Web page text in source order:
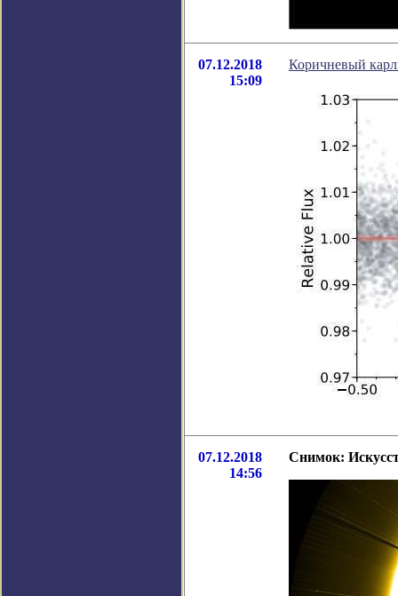
07.12.2018
15:09
Коричневый
07.12.2018
14:56
Снимок: